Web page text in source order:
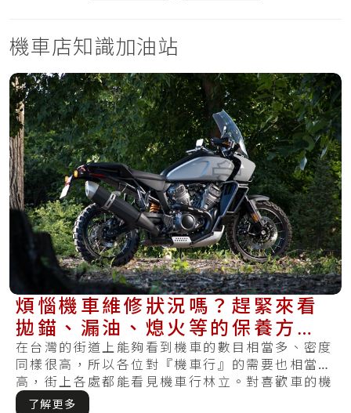
機車店知識加油站
煩惱機車維修狀況嗎？趕緊來看
拋錨、漏油、熄火等的保養方法
和費用介紹
在台灣的街道上能夠看到機車的數目相當多、密度
同樣很高，所以各位對『機車行』的需要也相當
高，街上各處都能看見機車行林立。對喜歡車的機
車族來.....
了解更多